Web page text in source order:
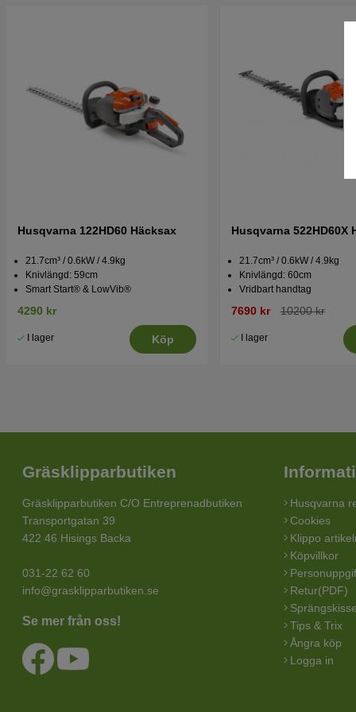
Husqvarna 122HD60 Häcksax
21.7cm³ / 0.6kW / 4.9kg
Knivlängd: 59cm
Smart Start® & LowVib®
4290 kr
I lager Köp
Husqvarna 522HD60X
21.7cm³ / 0.6kW / 4.9kg
Knivlängd: 60cm
Vridbart handtag
7690 kr 10200 kr
I lager
Gräsklipparbutiken
Gräsklipparbutiken C/O Entreprenadbutiken
Transportgatan 39
422 46 Hisings Backa
031-22 62 60
info@grasklipparbutiken.se
Se mer från oss!
Husqvarna
Cookies
Klippo
Köpvillkor
Retur(PDF)
Tips & Trix
Ångra köp
Logga in